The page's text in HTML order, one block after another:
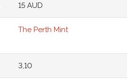
15 AUD
The Perth Mint
3,10